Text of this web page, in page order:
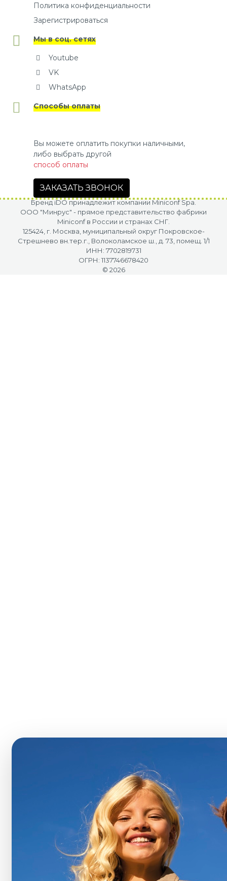
Политика конфиденциальности
Зарегистрироваться
Мы в соц. сетях
Youtube
VK
WhatsApp
Способы оплаты
Вы можете оплатить покупки наличными,
либо выбрать другой
способ оплаты
ЗАКАЗАТЬ ЗВОНОК
Бренд iDO принадлежит компании Miniconf Spa.
OOO "Минрус" - прямое представительство фабрики
Miniconf в России и странах СНГ.
125424, г. Москва, муниципальный округ Покровское-
Стрешнево вн.тер.г., Волоколамское ш., д. 73, помещ. 1/1
ИНН: 7702819731
ОГРН: 1137746678420
© 2026